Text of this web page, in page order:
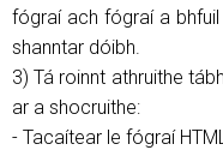
fógraí ach fógraí a
shanntar dóibh.
3) Tá roinnt athruithe
ar a shocruithe:
- Tacaítear le fógraí